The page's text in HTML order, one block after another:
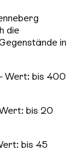
die
in
Wert: bis 400
bis 20
bis 45